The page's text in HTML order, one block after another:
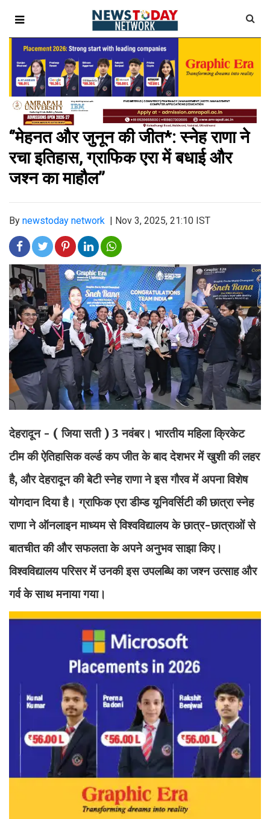
‘’मेहनत और जुनून की जीत*: स्नेह राणा ने
रचा इतिहास, ग्राफिक एरा में बधाई और
जश्न का माहौल’’
By newstoday network Nov 3, 2025, 21:10 IST
देहरादून - ( जिया सती ) 3 नवंबर। भारतीय महिला क्रिकेट
टीम की ऐतिहासिक वर्ल्ड कप जीत के बाद देशभर में खुशी की लहर
है, और देहरादून की बेटी स्नेह राणा ने इस गौरव में अपना विशेष
योगदान दिया है। ग्राफिक एरा डीम्ड यूनिवर्सिटी की छात्रा स्नेह
राणा ने ऑनलाइन माध्यम से विश्वविद्यालय के छात्र-छात्राओं से
बातचीत की और सफलता के अपने अनुभव साझा किए।
विश्वविद्यालय परिसर में उनकी इस उपलब्धि का जश्न उत्साह और
गर्व के साथ मनाया गया।